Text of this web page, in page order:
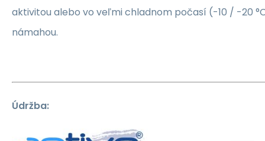
aktivitou alebo vo veľmi chladnom počasí (-10 / -20
námahou.
Údržba: